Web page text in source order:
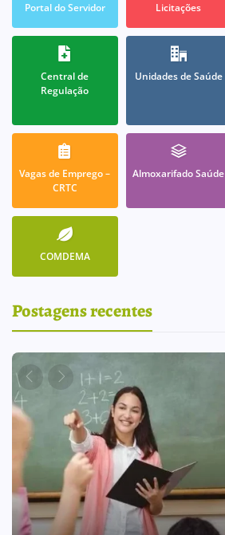
Portal do Servidor Licitações
Central de
Regulação
Unidades de Saúde
Vagas de Emprego –
CRTC
Almoxarifado Saúde
COMDEMA
Postagens recentes